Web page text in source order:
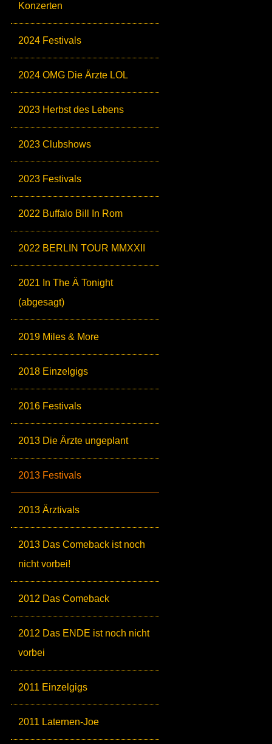
Konzerten
2024 Festivals
2024 OMG Die Ärzte LOL
2023 Herbst des Lebens
2023 Clubshows
2023 Festivals
2022 Buffalo Bill In Rom
2022 BERLIN TOUR MMXXII
2021 In The Ä Tonight
(abgesagt)
2019 Miles & More
2018 Einzelgigs
2016 Festivals
2013 Die Ärzte ungeplant
2013 Festivals
2013 Ärztivals
2013 Das Comeback ist noch
nicht vorbei!
2012 Das Comeback
2012 Das ENDE ist noch nicht
vorbei
2011 Einzelgigs
2011 Laternen-Joe